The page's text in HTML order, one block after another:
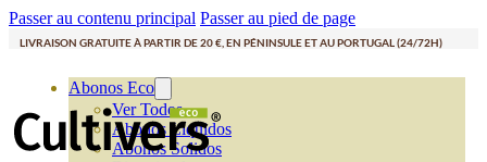
Passer au contenu principal Passer au pied de page
LIVRAISON GRATUITE À PARTIR DE 20 €, EN PÉNINSULE ET AU PORTUGAL (24/72H)
Abonos Eco
Ver Todos
Abonos Líquidos
Abonos Solidos